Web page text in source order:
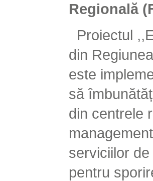
Regională
Proiectul
din
este
să
din centrele
serviciilor
pentru